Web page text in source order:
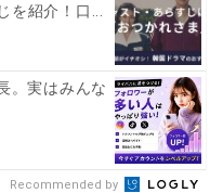
を紹介！口...
。実はみんな
Recommended by